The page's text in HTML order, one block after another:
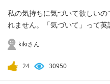
私の気持ちに気づいて欲しい
れません。「気づいて」って英
kikiさん
24 30950